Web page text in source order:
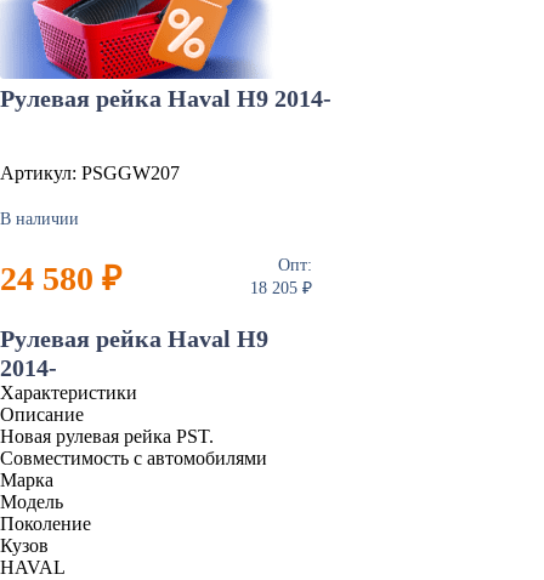
Рулевая рейка Haval H9 2014-
Артикул: PSGGW207
В наличии
24 580 ₽
Опт:
18 205 ₽
Рулевая рейка Haval H9
2014-
Характеристики
Описание
Новая рулевая рейка PST.
Совместимость с автомобилями
Марка
Модель
Поколение
Кузов
HAVAL